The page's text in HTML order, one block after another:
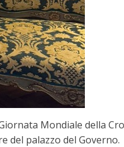
Mondiale della
del palazzo del Governo.